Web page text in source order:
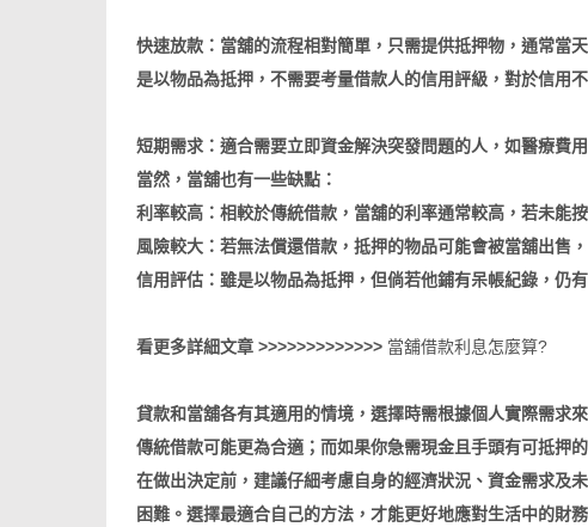
快速放款：當舖的流程相對簡單，只需提供抵押物，通常當
是以物品為抵押，不需要考量借款人的信用評級，對於信用
短期需求：適合需要立即資金解決突發問題的人，如醫療費
當然，當舖也有一些缺點：
利率較高：相較於傳統借款，當舖的利率通常較高，若未能
風險較大：若無法償還借款，抵押的物品可能會被當舖出售
信用評估：雖是以物品為抵押，但倘若他鋪有呆帳紀錄，仍
看更多詳細文章 >>>>>>>>>>>>> 當舖借款利息怎麼算?
貸款和當舖各有其適用的情境，選擇時需根據個人實際需求
傳統借款可能更為合適；而如果你急需現金且手頭有可抵押
在做出決定前，建議仔細考慮自身的經濟狀況、資金需求及
困難。選擇最適合自己的方法，才能更好地應對生活中的財務